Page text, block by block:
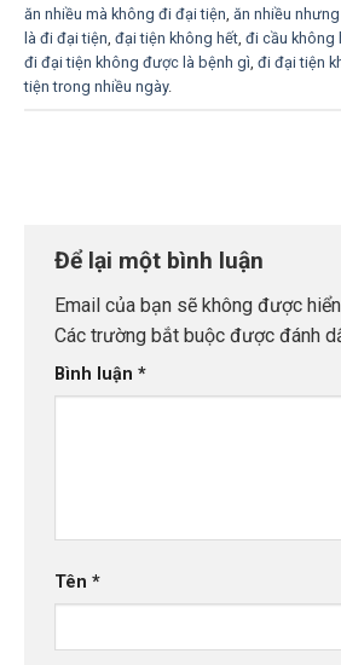
ăn nhiều mà không đi đại tiện ăn nhiều
là đi đại tiện đại tiện không hết đi cầu không
đi đại tiện không được là bệnh gì đi đại tiện
tiện trong nhiều ngày.
Để lại một bình luận
Email của bạn sẽ không được
Các trường bắt buộc được đánh
Bình luận *
Tên *